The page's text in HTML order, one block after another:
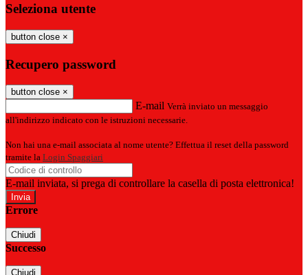
Seleziona utente
button close ×
Recupero password
button close ×
E-mail Verrà inviato un messaggio
all'indirizzo indicato con le istruzioni necessarie.
Non hai una e-mail associata al nome utente? Effettua il reset della password
tramite la Login Spaggiari
E-mail inviata, si prega di controllare la casella di posta elettronica!
Errore
Chiudi
Successo
Chiudi